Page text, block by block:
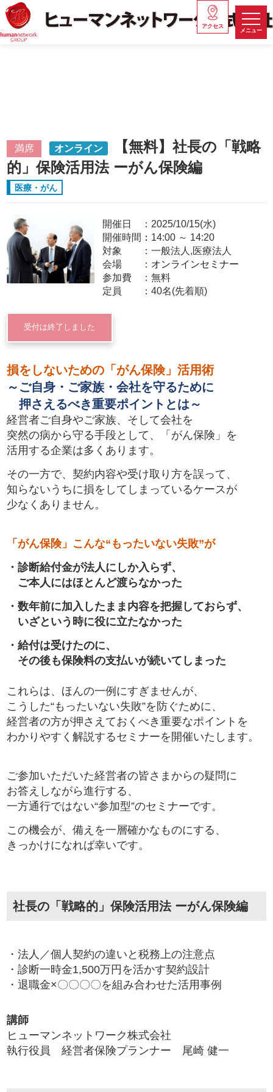
メニュー
アクセス
満席 オンライン
【無料】社長の「戦略
的」保険活用法 ーがん保険編
医療・がん
開催日
2025/10/15(水)
開催時間： 14:00～ 14:20
対象
一般法人,医療法人
会場
オンラインセミナー
参加費
無料
定員
40名(先着順)
受付は終了しました
損をしないための「がん保険」活用術
～ご自身・ご家族・会社を守るために
押さえるべき重要ポイントとは～
経営者ご自身やご家族、そして会社を
突然の病から守る手段として、「がん保険」を
活用する企業は多くあります。
その一方で、契約内容や受け取り方を誤って、
知らないうちに損をしてしまっているケースが
少なくありません。
「がん保険」こんな“もったいない失敗”が
・診断給付金が法人にしか入らず、
ご本人にはほとんど渡らなかった
・数年前に加入したまま内容を把握しておらず、
いざという時に役に立たなかった
・給付は受けたのに、
その後も保険料の支払いが続いてしまった
これらは、ほんの一例にすぎませんが、
こうした“もったいない失敗”を防ぐために、
経営者の方が押さえておくべき重要なポイントを
わかりやすく解説するセミナーを開催いたします。
ご参加いただいた経営者の皆さまからの疑問に
お答えしながら進行する、
一方通行ではない“参加型”のセミナーです。
この機会が、備えを一層確かなものにする、
きっかけになれば幸いです。
社長の「戦略的」保険活用法 ーがん保険編
・法人／個人契約の違いと税務上の注意点
・診断一時金1,500万円を活かす契約設計
・退職金×〇〇〇〇を組み合わせた活用事例
講師
ヒューマンネットワーク株式会社
執行役員 経営者保険プランナー 尾崎 健一